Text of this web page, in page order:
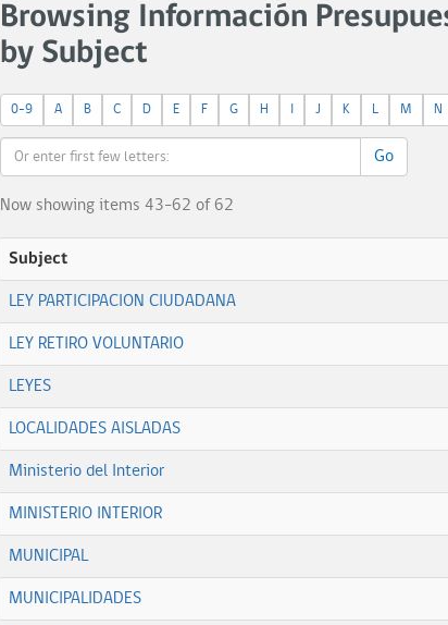
Browsing Información
by Subject
0-9 A B C D E F G H J K L M N
Go
Now showing items 43-62 of 62
Subject
LEY PARTICIPACION CIUDADANA
LEY RETIRO VOLUNTARIO
LEYES
LOCALIDADES AISLADAS
Ministerio del Interior
MINISTERIO INTERIOR
MUNICIPAL
MUNICIPALIDADES